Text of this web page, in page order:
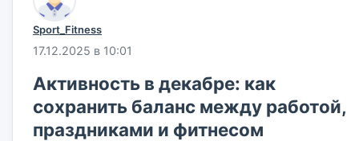
Sport_Fitness
17.12.2025 в 10:01
Активность в декабре: как
сохранить баланс между работой,
праздниками и фитнесом